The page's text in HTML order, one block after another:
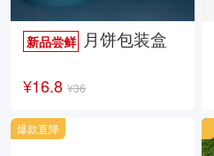
新品尝鲜 月饼包装盒
¥16.8 ¥36
爆款直降